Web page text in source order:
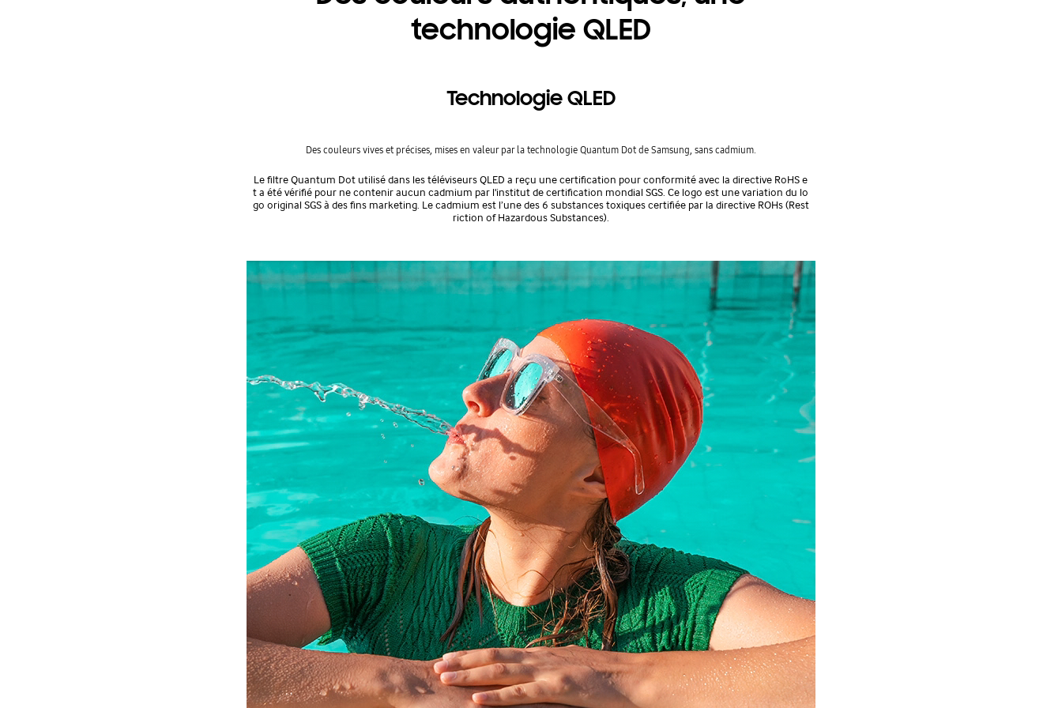
technologie QLED
Technologie QLED
Des couleurs vives et précises, mises en valeur par la technologie Quantum Dot de Samsung, sans cadmium.
Le filtre Quantum Dot utilisé dans les téléviseurs QLED a reçu une certification pour conformité avec la directive RoHS e
t a été vérifié pour ne contenir aucun cadmium par l'institut de certification mondial SGS. Ce logo est une variation du lo
go original SGS à des fins marketing. Le cadmium est l’une des 6 substances toxiques certifiée par la directive ROHs (Rest
riction of Hazardous Substances).